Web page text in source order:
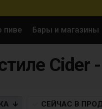
пиве Бары и магазины
Cider
СЕЙЧАС В